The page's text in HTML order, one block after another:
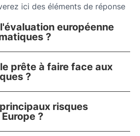
ici des éléments de réponse
européenne
?
prête à faire face aux
?
risques
?